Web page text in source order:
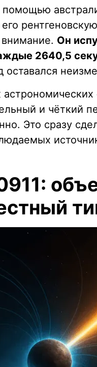
Он
2640,5
оставался
и чёткий
Это сразу